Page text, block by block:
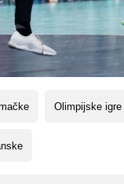
Olimpijske